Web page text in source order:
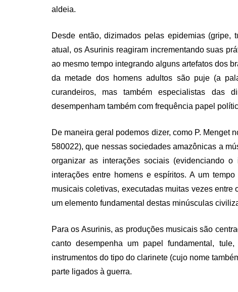
aldeia.
Desde então, dizimados pelas epidemias (gripe,
atual, os Asurinis reagiram incrementando suas
ao mesmo tempo integrando alguns artefatos dos
da metade dos homens adultos são puje (a
curandeiros, mas também especialistas das
desempenham também com frequência papel
De maneira geral podemos dizer, como P. Menget
580022), que nessas sociedades amazônicas a
organizar as interações sociais (evidenciando
interações entre homens e espíritos. A um
musicais coletivas, executadas muitas vezes
um elemento fundamental destas minúsculas
Para os Asurinis, as produções musicais são
canto desempenha um papel fundamental,
instrumentos do tipo do clarinete (cujo nome
parte ligados à guerra.